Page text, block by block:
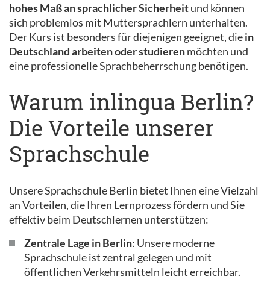
hohes Maß an sprachlicher Sicherheitund können
sich problemlos mit Muttersprachlern unterhalten.
Der Kurs ist besonders für diejenigen geeignet, diein
Deutschland arbeiten oder studierenmöchten und
eine professionelle Sprachbeherrschung benötigen.
Warum inlingua Berlin?
Die Vorteile unserer
Sprachschule
Unsere Sprachschule Berlin bietet Ihnen eine Vielzahl
an Vorteilen, die Ihren Lernprozess fördern und Sie
effektiv beim Deutschlernen unterstützen:
Zentrale Lage in Berlin: Unsere moderne
Sprachschule ist zentral gelegen und mit
öffentlichen Verkehrsmitteln leicht erreichbar.